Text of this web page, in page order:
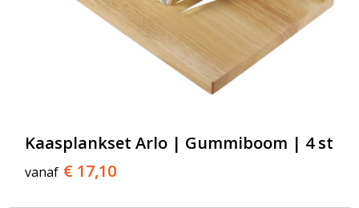
Kaasplankset Arlo | Gummiboom | 4 st
vanaf € 17,10